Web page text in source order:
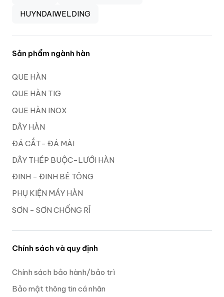
HUYNDAIWELDING
Sản phẩm ngành hàn
QUE HÀN
QUE HÀN TIG
QUE HÀN INOX
DÂY HÀN
ĐÁ CẮT- ĐÁ MÀI
DÂY THÉP BUỘC-LƯỚI HÀN
ĐINH - ĐINH BÊ TÔNG
PHỤ KIỆN MÁY HÀN
SƠN - SƠN CHỐNG RỈ
Chính sách và quy định
Chính sách bảo hành/bảo trì
Bảo mật thông tin cá nhân